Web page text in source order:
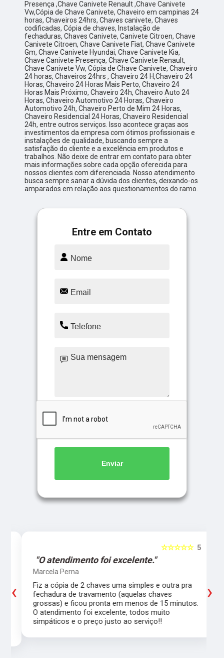
Presença ,Chave Canivete Renault ,Chave Canivete
Vw,Cópia de Chave Canivete, Chaveiro em campinas 24
horas, Chaveiros 24hrs, Chaves canivete, Chaves
codificadas, Cópia de chaves, Instalação de
fechaduras, Chaves Canivete, Canivete Citroen, Chave
Canivete Citroen, Chave Canivete Fiat, Chave Canivete
Gm, Chave Canivete Hyundai, Chave Canivete Kia,
Chave Canivete Presença, Chave Canivete Renault,
Chave Canivete Vw, Cópia de Chave Canivete, Chaveiro
24 horas, Chaveiros 24hrs , Chaveiro 24 H,Chaveiro 24
Horas, Chaveiro 24 Horas Mais Perto, Chaveiro 24
Horas Mais Próximo, Chaveiro 24h, Chaveiro Auto 24
Horas, Chaveiro Automotivo 24 Horas, Chaveiro
Automotivo 24h, Chaveiro Perto de Mim 24 Horas,
Chaveiro Residencial 24 Horas, Chaveiro Residencial
24h, entre outros serviços. Isso acontece graças aos
investimentos da empresa com ótimos profissionais e
instalações de qualidade, buscando sempre a
satisfação do cliente e a excelência em produtos e
trabalhos. Não deixe de entrar em contato para obter
mais informações sobre cada opção oferecida para
nossos clientes com diferenciada. Nosso atendimento
busca sempre sanar a dúvida dos clientes, deixando-os
amparados em relação aos questionamentos do ramo.
Entre em Contato
Enviar
5
☆☆☆☆☆
"O atendimento foi excelente."
Marcela Perna
Fiz a cópia de 2 chaves uma simples e outra pra
fechadura de travamento (aquelas chaves
grossas) e ficou pronta em menos de 15 minutos.
O atendimento foi excelente, todos muito
simpáticos e o preço justo ao serviço!!
‹ ›